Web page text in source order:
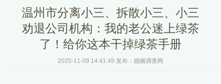
温州市分离小三、拆散小三、小三
劝退公司机构：我的老公迷上绿茶
了！给你这本干掉绿茶手册
2025-11-09 14:41:49 发布：婚姻调查网